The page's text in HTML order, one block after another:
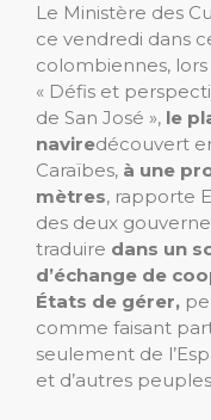
Le Ministère des
ce vendredi dans
colombiennes,
« Défis et
de San José », le
naviredécouvert
Caraïbes, à une
mètres, rapporte
des deux
traduire dans un
d’échange de
États de gérer,
comme faisant
seulement de
et d’autres peuples